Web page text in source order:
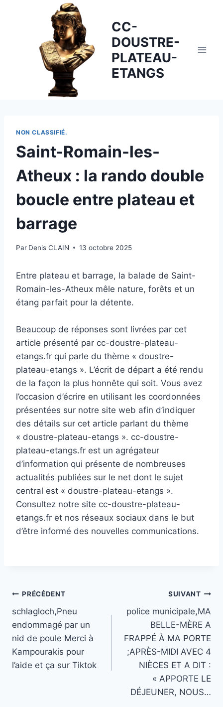
CC-
DOUSTRE-
PLATEAU-
ETANGS
NON CLASSIFIÉ.
Saint-Romain-les-
Atheux : la rando double
boucle entre plateau et
barrage
Par Denis CLAIN 13 octobre 2025
Entre plateau et barrage, la balade de Saint-
Romain-les-Atheux mêle nature, forêts et un
étang parfait pour la détente.
Beaucoup de réponses sont livrées par cet
article présenté par cc-doustre-plateau-
etangs.fr qui parle du thème « doustre-
plateau-etangs ». L’écrit de départ a été rendu
de la façon la plus honnête qui soit. Vous avez
l’occasion d’écrire en utilisant les coordonnées
présentées sur notre site web afin d’indiquer
des détails sur cet article parlant du thème
« doustre-plateau-etangs ». cc-doustre-
plateau-etangs.fr est un agrégateur
d’information qui présente de nombreuses
actualités publiées sur le net dont le sujet
central est « doustre-plateau-etangs ».
Consultez notre site cc-doustre-plateau-
etangs.fr et nos réseaux sociaux dans le but
d’être informé des nouvelles communications.
Navigation
de
l’article
PRÉCÉDENT
schlagloch,Pneu
endommagé par un
nid de poule Merci à
Kampourakis pour
l’aide et ça sur Tiktok
SUIVANT
police municipale,MA
BELLE-MÈRE A
FRAPPÉ À MA PORTE
;APRÈS-MIDI AVEC 4
NIÈCES ET A DIT :
« APPORTE LE
DÉJEUNER, NOUS…